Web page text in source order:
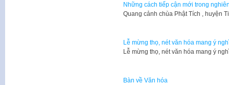
Những cách tiếp cận mới trong
Quang cảnh chùa Phật Tích , huyện
Lễ mừng thọ, nét văn hóa mang ý
Lễ mừng thọ, nét văn hóa mang ý
Bàn về Văn hóa